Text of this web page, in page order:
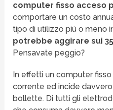
computer fisso acceso
comportare un costo
tipo di utilizzo più o meno
potrebbe aggirare sui
Pensavate peggio?
In effetti un computer
corrente ed incide
bollette. Di tutti gli